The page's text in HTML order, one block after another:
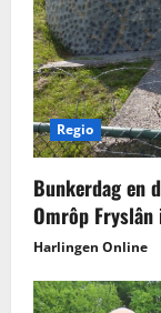
Regio
Bunkerdag en
Omrôp Fryslân
Harlingen Online